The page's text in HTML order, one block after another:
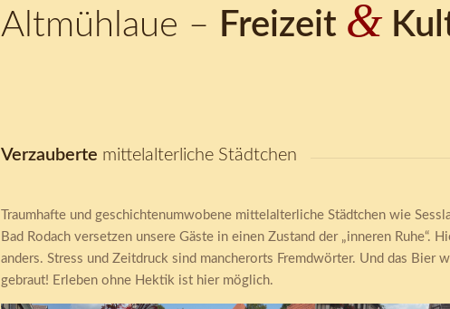
Altmühlaue – Freizeit &
Verzauberte mittelalterliche Städtchen
Traumhafte und geschichtenumwobene mittelalterliche Städtchen wie
Bad Rodach versetzen unsere Gäste in einen Zustand der „inneren Ruhe“.
anders. Stress und Zeitdruck sind mancherorts Fremdwörter. Und das Bier
gebraut! Erleben ohne Hektik ist hier möglich.